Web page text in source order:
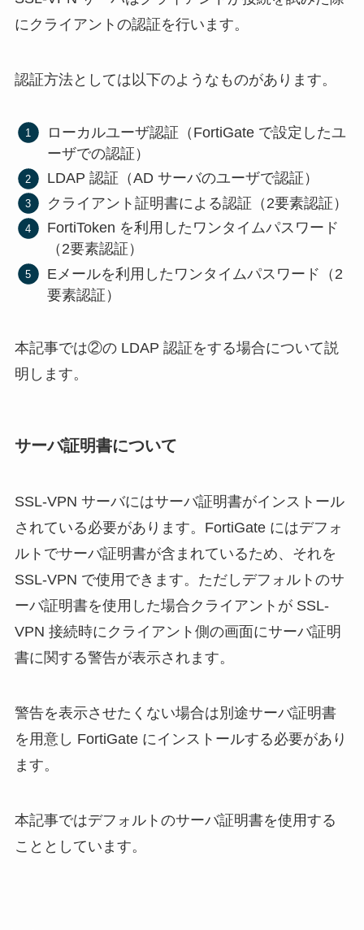
にクライアントの認証を行います。
認証方法としては以下のようなものがあります。
ローカルユーザ認証（FortiGate で設定したユ
ーザでの認証）
LDAP 認証（AD サーバのユーザで認証）
クライアント証明書による認証（2要素認証）
FortiToken を利用したワンタイムパスワード
（2要素認証）
Eメールを利用したワンタイムパスワード（2
要素認証）
本記事では②の LDAP 認証をする場合について説
明します。
サーバ証明書について
SSL-VPN サーバにはサーバ証明書がインストール
されている必要があります。FortiGate にはデフォ
ルトでサーバ証明書が含まれているため、それを
SSL-VPN で使用できます。ただしデフォルトのサ
ーバ証明書を使用した場合クライアントが SSL-
VPN 接続時にクライアント側の画面にサーバ証明
書に関する警告が表示されます。
警告を表示させたくない場合は別途サーバ証明書
を用意し FortiGate にインストールする必要があり
ます。
本記事ではデフォルトのサーバ証明書を使用する
こととしています。